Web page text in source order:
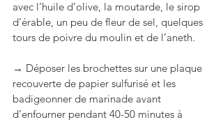
avec l’huile d’olive, la moutarde, le sirop
d’érable, un peu de fleur de sel, quelques
tours de poivre du moulin et de l’aneth.
→ Déposer les brochettes sur une plaque
recouverte de papier sulfurisé et les
badigeonner de marinade avant
d’enfourner pendant 40-50 minutes à